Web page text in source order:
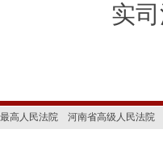
实司
最高人民法院 河南省高级人民法院